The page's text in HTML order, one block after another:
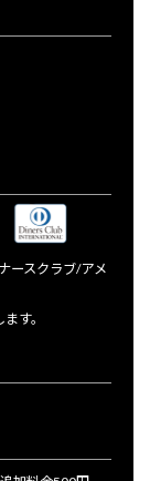
ースクラブ/アメ
す。